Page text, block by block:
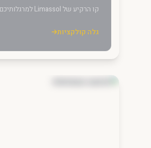
קו הרקיע של Limassol למרגלותיכם
גלה קולקציות